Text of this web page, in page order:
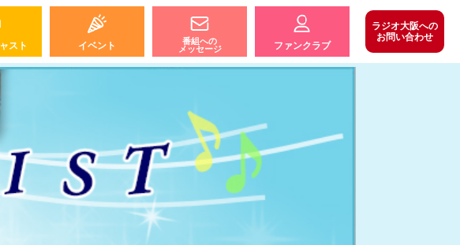
スト イベント
番組への
メッセージ
ファンクラブ
ラジオ大阪への
お問い合わせ